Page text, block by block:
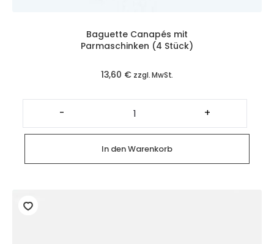
Baguette Canapés mit
Parmaschinken (4 Stück)
13,60 € zzgl. MwSt.
-
Baguette
Canapés
mit
Parmaschinken
(4
Stück)
Menge
+
In den Warenkorb